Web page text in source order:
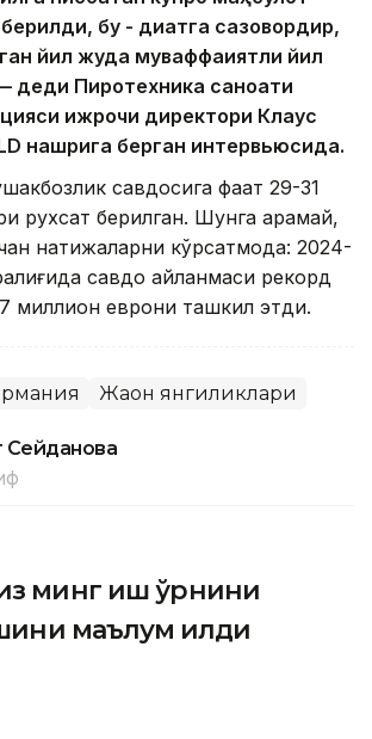
бу - диққатга сазовордир,
йил жуда муваффақиятли йил
деди Пиротехника саноати
ижрочи директори Клаус
нашрига берган интервьюсида.
савдосига фақат 29-31
рухсат берилган. Шунга қарамай,
натижаларни кўрсатмоқда: 2024-
савдо айланмаси рекорд
миллион еврони ташкил этди.
Жаҳон янгиликлари
Сейданова
минг иш ўрнини
маълум қилди